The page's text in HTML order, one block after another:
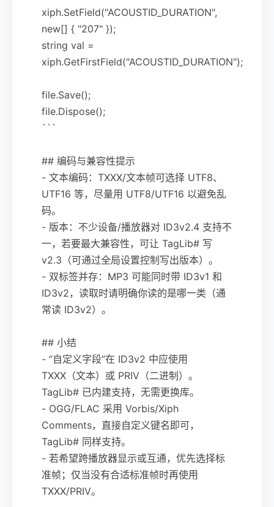
xiph.SetField("ACOUSTID_DURATION",
new[] { "207" });
string val =
xiph.GetFirstField("ACOUSTID_DURATION");
file.Save();
file.Dispose();
```
## 编码与兼容性提示
- 文本编码：TXXX/文本帧可选择 UTF8、
UTF16 等，尽量用 UTF8/UTF16 以避免乱
码。
- 版本：不少设备/播放器对 ID3v2.4 支持不
一，若要最大兼容性，可让 TagLib# 写
v2.3（可通过全局设置控制写出版本）。
- 双标签并存：MP3 可能同时带 ID3v1 和
ID3v2，读取时请明确你读的是哪一类（通
常读 ID3v2）。
## 小结
- “自定义字段”在 ID3v2 中应使用
TXXX（文本）或 PRIV（二进制）。
TagLib# 已内建支持，无需更换库。
- OGG/FLAC 采用 Vorbis/Xiph
Comments，直接自定义键名即可，
TagLib# 同样支持。
- 若希望跨播放器显示或互通，优先选择标
准帧；仅当没有合适标准帧时再使用
TXXX/PRIV。